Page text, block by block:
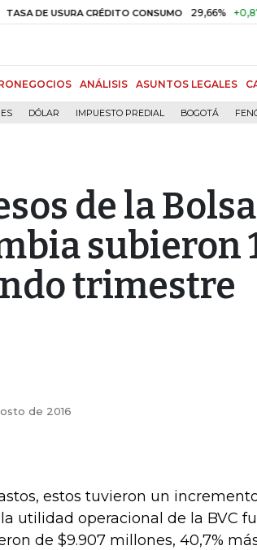
USURA CRÉDITO CONSUMO 29,66% +0,87%
ANÁLISIS ASUNTOS LEGALES
DÓLAR IMPUESTO PREDIAL BOGOTÁ
de la
subieron
trimestre
de 2016
estos tuvieron un
la utilidad operacional de la BVC
de $9.907 millones, 40,7%